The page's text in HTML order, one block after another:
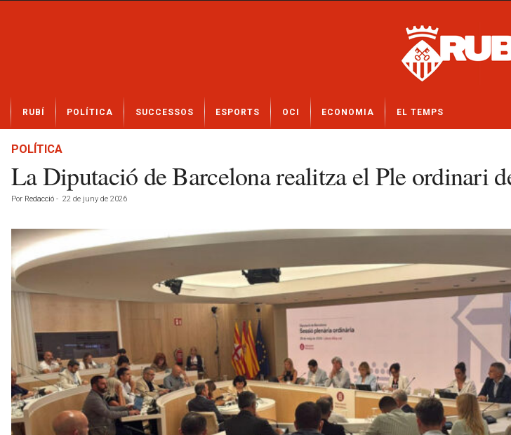
t
RUBÍ POLÍTICA SUCCESSOS ESPORTS OCI ECONOMIA EL TEMPS
POLÍTICA
La Diputació de Barcelona realitza el Ple ordinari
Por Redacció - 22 de juny de 2026